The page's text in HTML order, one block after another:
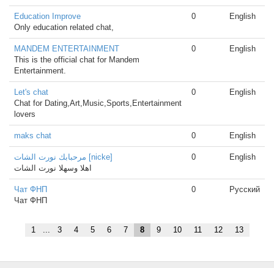
Education Improve
Only education related chat,
0 English
MANDEM ENTERTAINMENT
This is the official chat for Mandem
Entertainment.
0 English
Let's chat
Chat for Dating,Art,Music,Sports,Entertainment
lovers
0 English
maks chat 0 English
مرحبابك نورت الشات [nicke]
اهلا وسهلا نورت الشات
0 English
Чат ФНП
Чат ФНП
0 Русский
1 ... 3 4 5 6 7 8 9 10 11 12 13